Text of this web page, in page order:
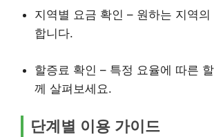
지역별 요금 확인 – 원하는 지역의
합니다.
할증료 확인 – 특정 요율에 따른
께 살펴보세요.
단계별 이용 가이드